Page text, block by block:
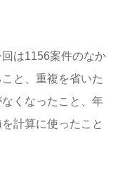
は1156案件のなか
と、重複を省いた
くなったこと、年
計算に使ったこと